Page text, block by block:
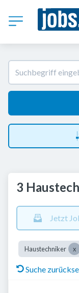
3
Jetzt
Haustechniker
Suche